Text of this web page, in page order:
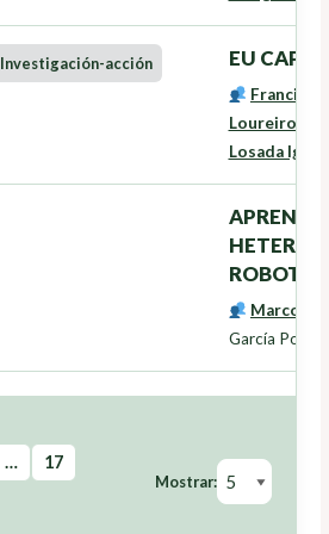
Investigación-acción EU CAP
Francisco
Loureiro
Losada
Marcos
García Polo
…
17
Mostrar: